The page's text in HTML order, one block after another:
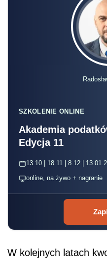
SZKOLENIE ONLINE
Akademia
Edycja 11
13.10 | 18.11 | 8.12 |
online, na żywo + nagranie
W kolejnych latach